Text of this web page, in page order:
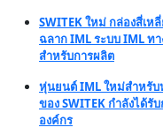
SWITEK ใหม่ กล่องสี่เห
ฉลาก IML ระบบ IML ท
สำหรับการผลิต
หุ่นยนต์ IML ใหม่สำหรับ
ของ SWITEK กำลังได้รั
องค์กร